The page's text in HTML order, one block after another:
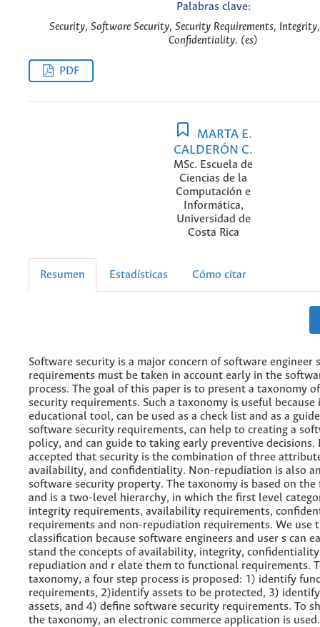
Palabras clave:
Security, Software Security, Security Requirements,
Confidentiality. (es)
PDF
MARTA E.
CALDERÓN C.
MSc. Escuela de
Ciencias de la
Computación e
Informática,
Universidad de
Costa Rica
Resumen Estadísticas Cómo citar
Software security is a major concern of software engineer
requirements must be taken in account early in the
process. The goal of this paper is to present a taxonomy
security requirements. Such a taxonomy is useful because
educational tool, can be used as a check list and as a
software security requirements, can help to creating a
policy, and can guide to taking early preventive decisions.
accepted that security is the combination of three
availability, and confidentiality. Non-repudiation is also
software security property. The taxonomy is based on the
and is a two-level hierarchy, in which the first level
integrity requirements, availability requirements,
requirements and non-repudiation requirements. We use
classification because software engineers and user s can
stand the concepts of availability, integrity,
repudiation and r elate them to functional requirements.
taxonomy, a four step process is proposed: 1) identify
requirements, 2)identify assets to be protected, 3)
assets, and 4) define software security requirements. To
the taxonomy, an electronic commerce application is used.